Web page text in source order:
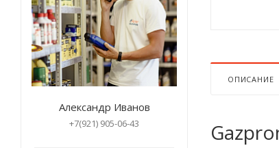
ОПИСАНИЕ
Александр Иванов
+7(921) 905-06-43